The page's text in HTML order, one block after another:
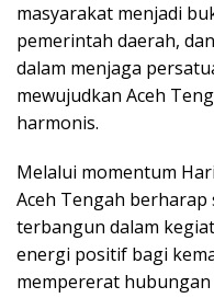
masyarakat menjadi
pemerintah daerah,
dalam menjaga
mewujudkan Aceh
harmonis.
Melalui momentum
Aceh Tengah
terbangun dalam
energi positif bagi
mempererat